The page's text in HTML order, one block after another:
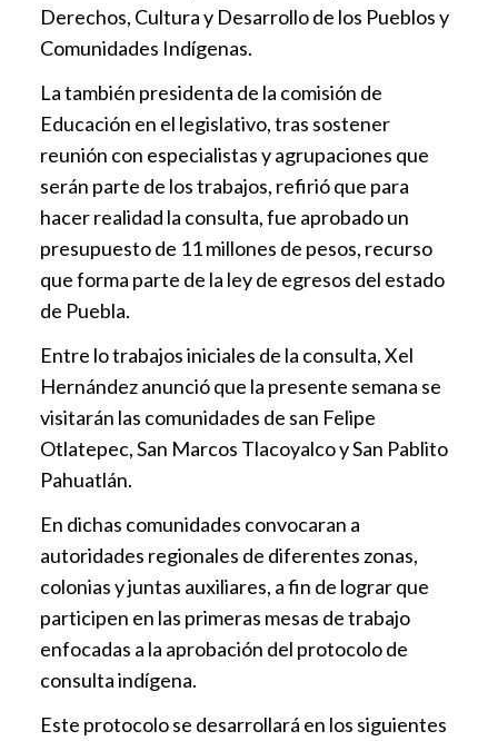
Derechos, Cultura y Desarrollo de los Pueblos y
Comunidades Indígenas.
La también presidenta de la comisión de
Educación en el legislativo, tras sostener
reunión con especialistas y agrupaciones que
serán parte de los trabajos, refirió que para
hacer realidad la consulta, fue aprobado un
presupuesto de 11 millones de pesos, recurso
que forma parte de la ley de egresos del estado
de Puebla.
Entre lo trabajos iniciales de la consulta, Xel
Hernández anunció que la presente semana se
visitarán las comunidades de san Felipe
Otlatepec, San Marcos Tlacoyalco y San Pablito
Pahuatlán.
En dichas comunidades convocaran a
autoridades regionales de diferentes zonas,
colonias y juntas auxiliares, a fin de lograr que
participen en las primeras mesas de trabajo
enfocadas a la aprobación del protocolo de
consulta indígena.
Este protocolo se desarrollará en los siguientes